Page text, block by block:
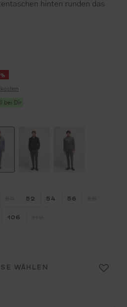
hinten runden das
bei Dir
wählen
Größe wählen
Größe wählen
52 Größe wählen
54 Größe
56
wählen
Größe wählen
106
WÄHLEN